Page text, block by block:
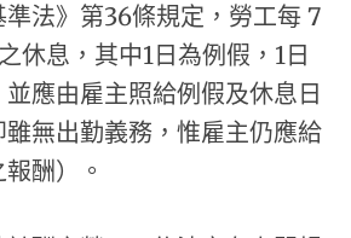
準法》第36條規定，勞工每 7
休息，其中1日為例假，1日
應由雇主照給例假及休息日
雖無出勤義務，惟雇主仍應給
酬）。